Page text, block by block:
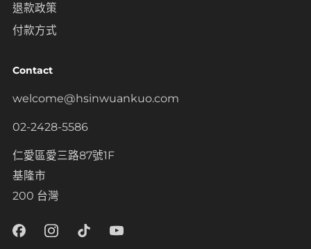
退款政策
付款方式
Contact
welcome@hsinwuankuo.com
02-2428-5586
仁愛區愛三路87號1F
基隆市
200 台灣